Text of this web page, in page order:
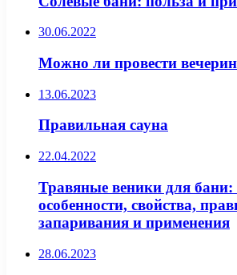
30.06.2022
Можно ли провести
13.06.2023
Правильная сауна
22.04.2022
Травяные веники для бани:
особенности, свойства,
запаривания и применения
28.06.2023